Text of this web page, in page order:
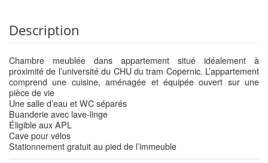
Description
Chambre meublée dans appartement situé idéalement à
proximité de l’université du CHU du tram Copernic. L’appartement
comprend une cuisine, aménagée et équipée ouvert sur une
pièce de vie
Une salle d’eau et WC séparés
Buanderie avec lave-linge
Éligible aux APL
Cave pour vélos
Stationnement gratuit au pied de l’immeuble